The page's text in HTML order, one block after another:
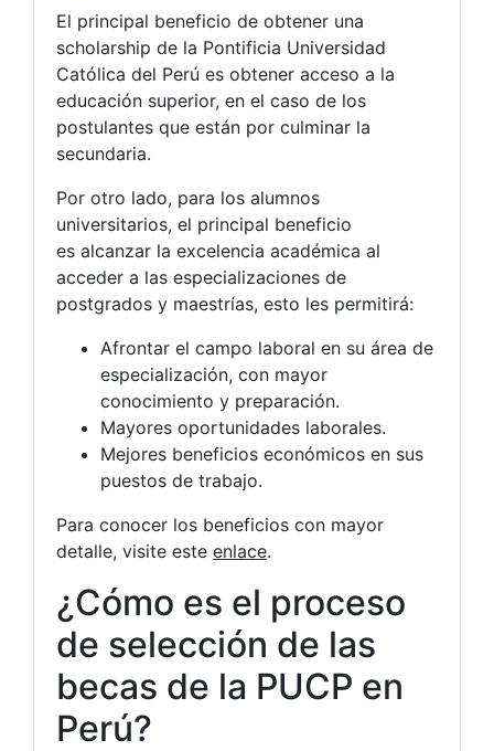
El principal beneficio de obtener una
scholarship de la Pontificia Universidad
Católica del Perú es obtener acceso a la
educación superior, en el caso de los
postulantes que están por culminar la
secundaria.
Por otro lado, para los alumnos
universitarios, el principal beneficio
es alcanzar la excelencia académica al
acceder a las especializaciones de
postgrados y maestrías, esto les permitirá:
Afrontar el campo laboral en su área de
especialización, con mayor
conocimiento y preparación.
Mayores oportunidades laborales.
Mejores beneficios económicos en sus
puestos de trabajo.
Para conocer los beneficios con mayor
detalle, visite este enlace.
¿Cómo es el proceso
de selección de las
becas de la PUCP en
Perú?